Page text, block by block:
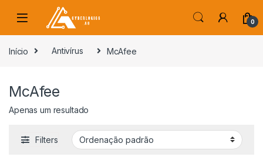
Skip to navigation
0
Início Antivírus McAfee
McAfee
Apenas um resultado
Filters